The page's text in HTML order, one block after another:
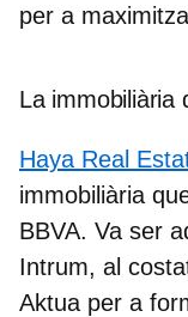
per a
La immobiliària
Haya Real
immobiliària
BBVA. Va ser
Intrum, al
Aktua per a